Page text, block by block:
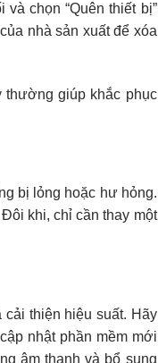
chọn “Quên thiết bị”
nhà sản xuất để xóa
thường giúp khắc phục
bị lỏng hoặc hư hỏng.
khi, chỉ cần thay một
cải thiện hiệu suất. Hãy
nhật phần mềm mới
âm thanh và bổ sung